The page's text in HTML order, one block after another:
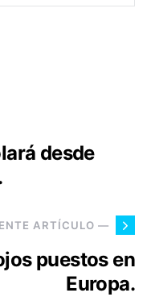
desde
ARTÍCULO —
puestos en
Europa.